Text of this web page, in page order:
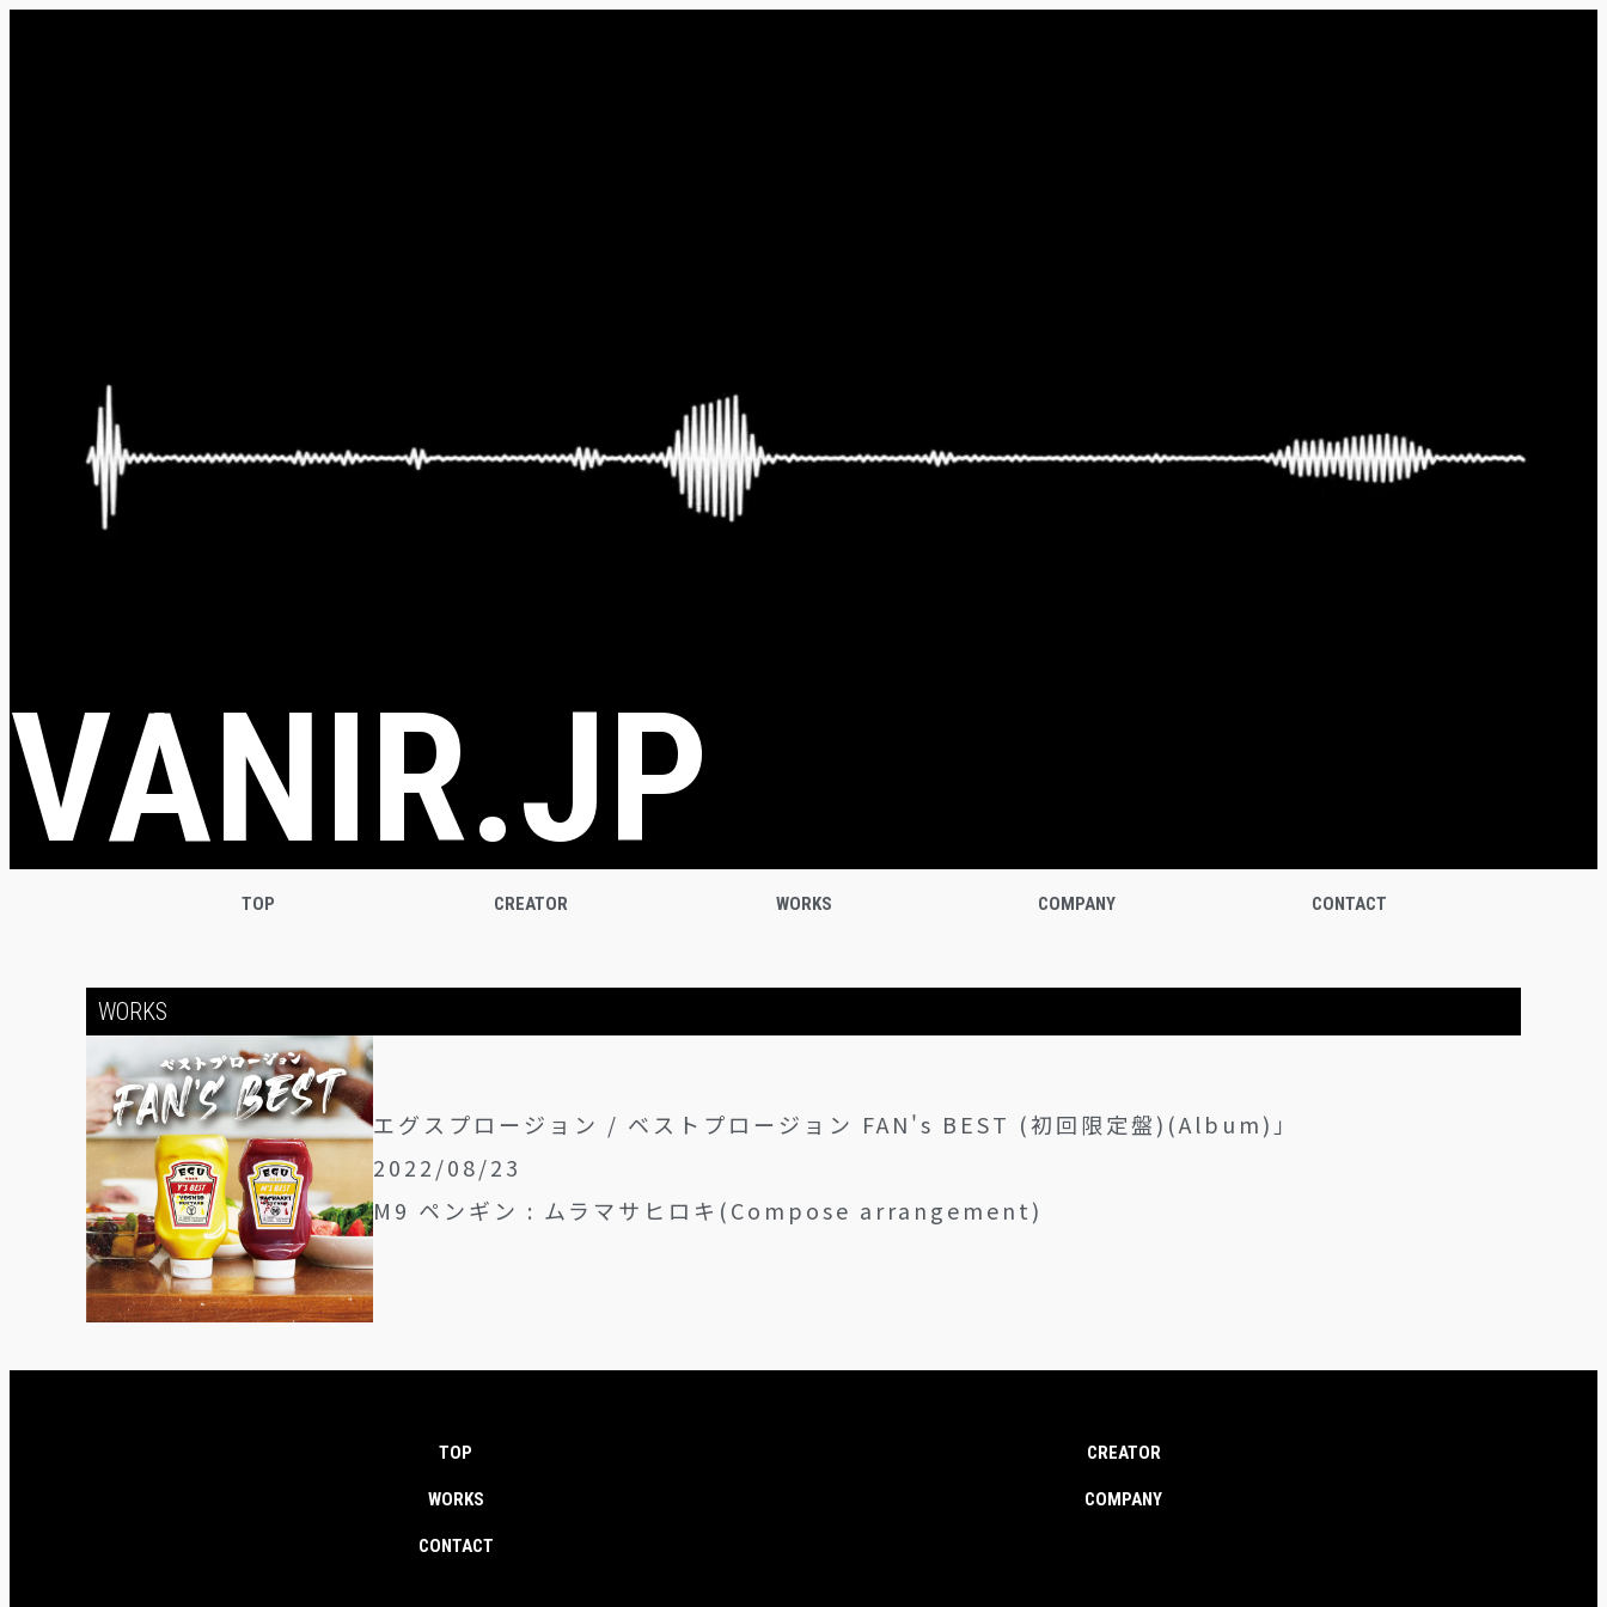
VANIR.JP
TOP CREATOR WORKS COMPANY CONTACT
WORKS
エグスプロージョン / ベストプロージョン FAN's BEST (初回限定盤)(Album)」
2022/08/23
M9 ペンギン : ムラマサヒロキ(Compose arrangement)
TOP CREATOR
WORKS COMPANY
CONTACT